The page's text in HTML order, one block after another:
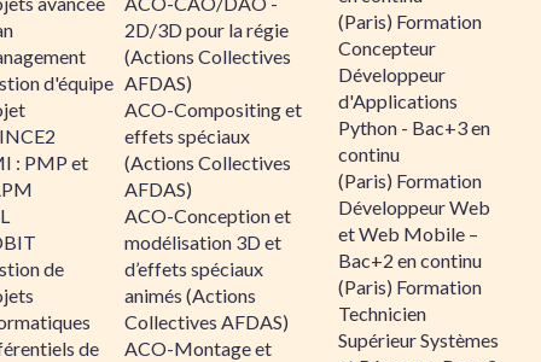
d'équipe
: PMP et
de
de
2D/3D pour la régie
(Actions Collectives
AFDAS)
ACO-Compositing et
effets spéciaux
(Actions Collectives
AFDAS)
ACO-Conception et
modélisation 3D et
d’effets spéciaux
animés (Actions
Collectives AFDAS)
ACO-Montage et
(Paris) Formation
Concepteur
Développeur
d'Applications
Python - Bac+3 en
continu
(Paris) Formation
Développeur Web
et Web Mobile –
Bac+2 en continu
(Paris) Formation
Technicien
Supérieur Systèmes